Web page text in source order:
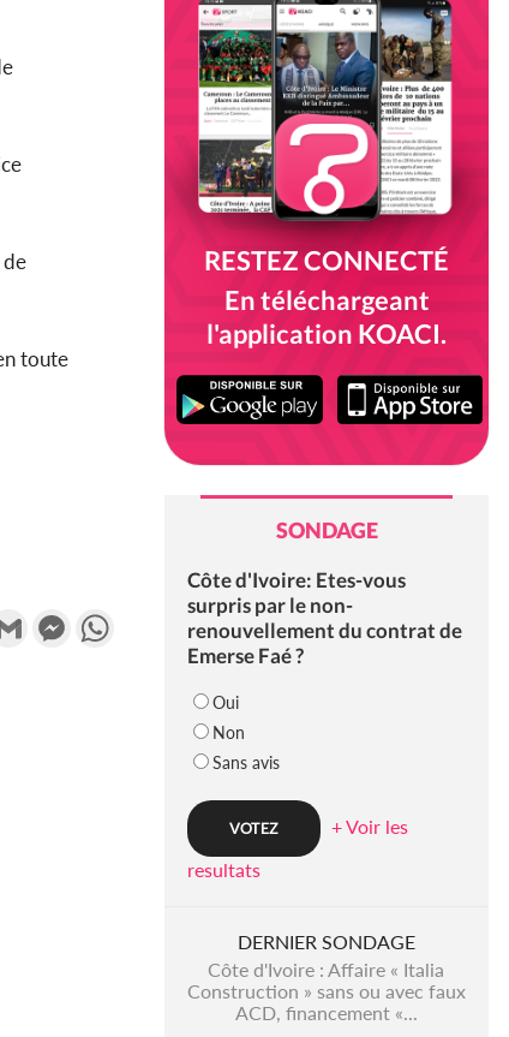
de
toute
Gmail MessengerWhatsApp
RESTEZ CONNECTÉ
En téléchargeant
l'application KOACI.
SONDAGE
Côte d'Ivoire: Etes-vous
surpris par le non-
renouvellement du contrat de
Emerse Faé ?
Oui
Non
Sans avis
+ Voir les
resultats
DERNIER SONDAGE
Côte d'Ivoire : Affaire « Italia
Construction » sans ou avec faux
ACD, financement «...